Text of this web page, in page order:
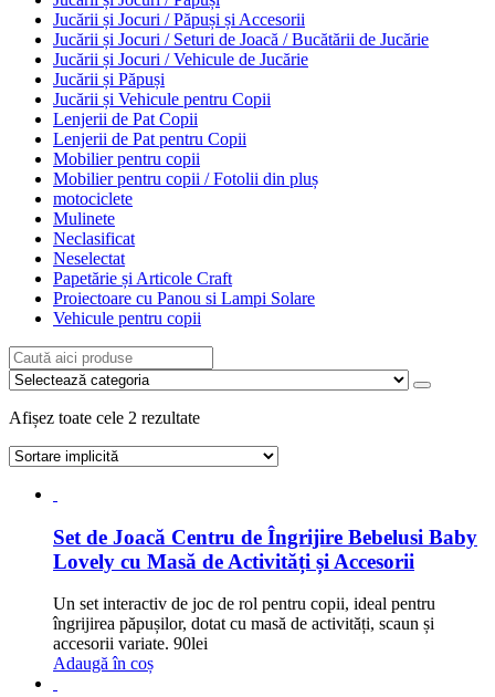
Jucării și Jocuri / Păpuși și Accesorii
Jucării și Jocuri / Seturi de Joacă / Bucătării de Jucărie
Jucării și Jocuri / Vehicule de Jucărie
Jucării și Păpuși
Jucării și Vehicule pentru Copii
Lenjerii de Pat Copii
Lenjerii de Pat pentru Copii
Mobilier pentru copii
Mobilier pentru copii / Fotolii din pluș
motociclete
Mulinete
Neclasificat
Neselectat
Papetărie și Articole Craft
Proiectoare cu Panou si Lampi Solare
Vehicule pentru copii
Afișez toate cele 2 rezultate
Set de Joacă Centru de Îngrijire Bebelusi Baby
Lovely cu Masă de Activități și Accesorii
Un set interactiv de joc de rol pentru copii, ideal pentru
îngrijirea păpușilor, dotat cu masă de activități, scaun și
accesorii variate. 90lei
Adaugă în coș